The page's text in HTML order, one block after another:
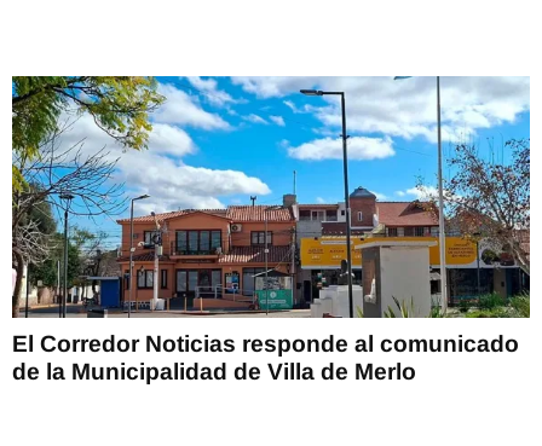
El Corredor Noticias responde al comunicado
de la Municipalidad de Villa de Merlo